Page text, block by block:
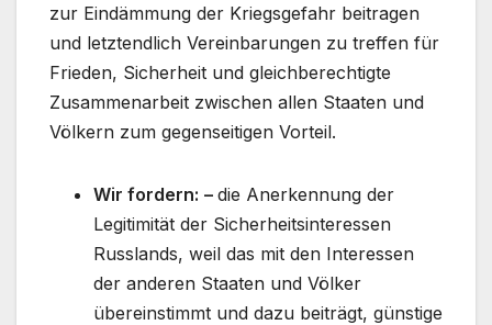
zur Eindämmung der Kriegsgefahr beitragen
und letztendlich Vereinbarungen zu treffen für
Frieden, Sicherheit und gleichberechtigte
Zusammenarbeit zwischen allen Staaten und
Völkern zum gegenseitigen Vorteil.
Wir fordern: – die Anerkennung der
Legitimität der Sicherheitsinteressen
Russlands, weil das mit den Interessen
der anderen Staaten und Völker
übereinstimmt und dazu beiträgt, günstige